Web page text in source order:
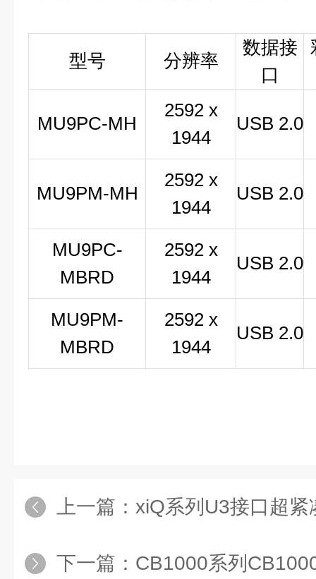
型号 分辨率
数据接
口
MU9PC-MH
2592 x
1944
USB 2.0
MU9PM-MH
2592 x
1944
USB 2.0
MU9PC-
MBRD
2592 x
1944
USB 2.0
MU9PM-
MBRD
2592 x
1944
USB 2.0
上一篇： xiQ系列U3接口超紧凑
下一篇： CB1000系列